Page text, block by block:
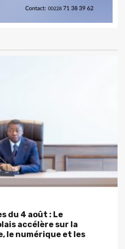
du 4 août : Le
accélère sur la
le numérique et les